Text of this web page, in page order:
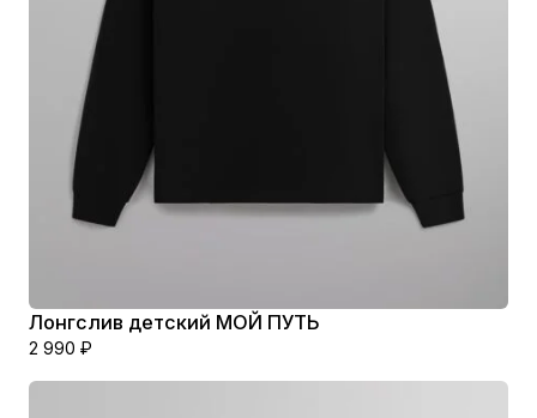
Лонгслив детский МОЙ ПУТЬ
2 990 ₽